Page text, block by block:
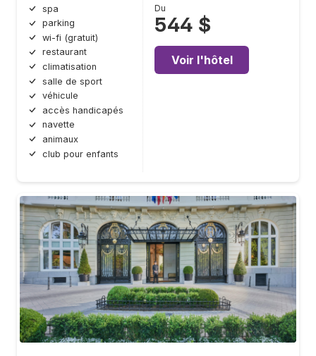
spa
parking
wi-fi (gratuit)
restaurant
climatisation
salle de sport
véhicule
accès handicapés
navette
animaux
club pour enfants
Du
544 $
Voir l'hôtel